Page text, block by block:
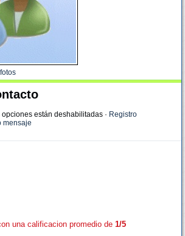
están deshabilitadas · Registro
mensaje
una calificacion promedio de 1/5